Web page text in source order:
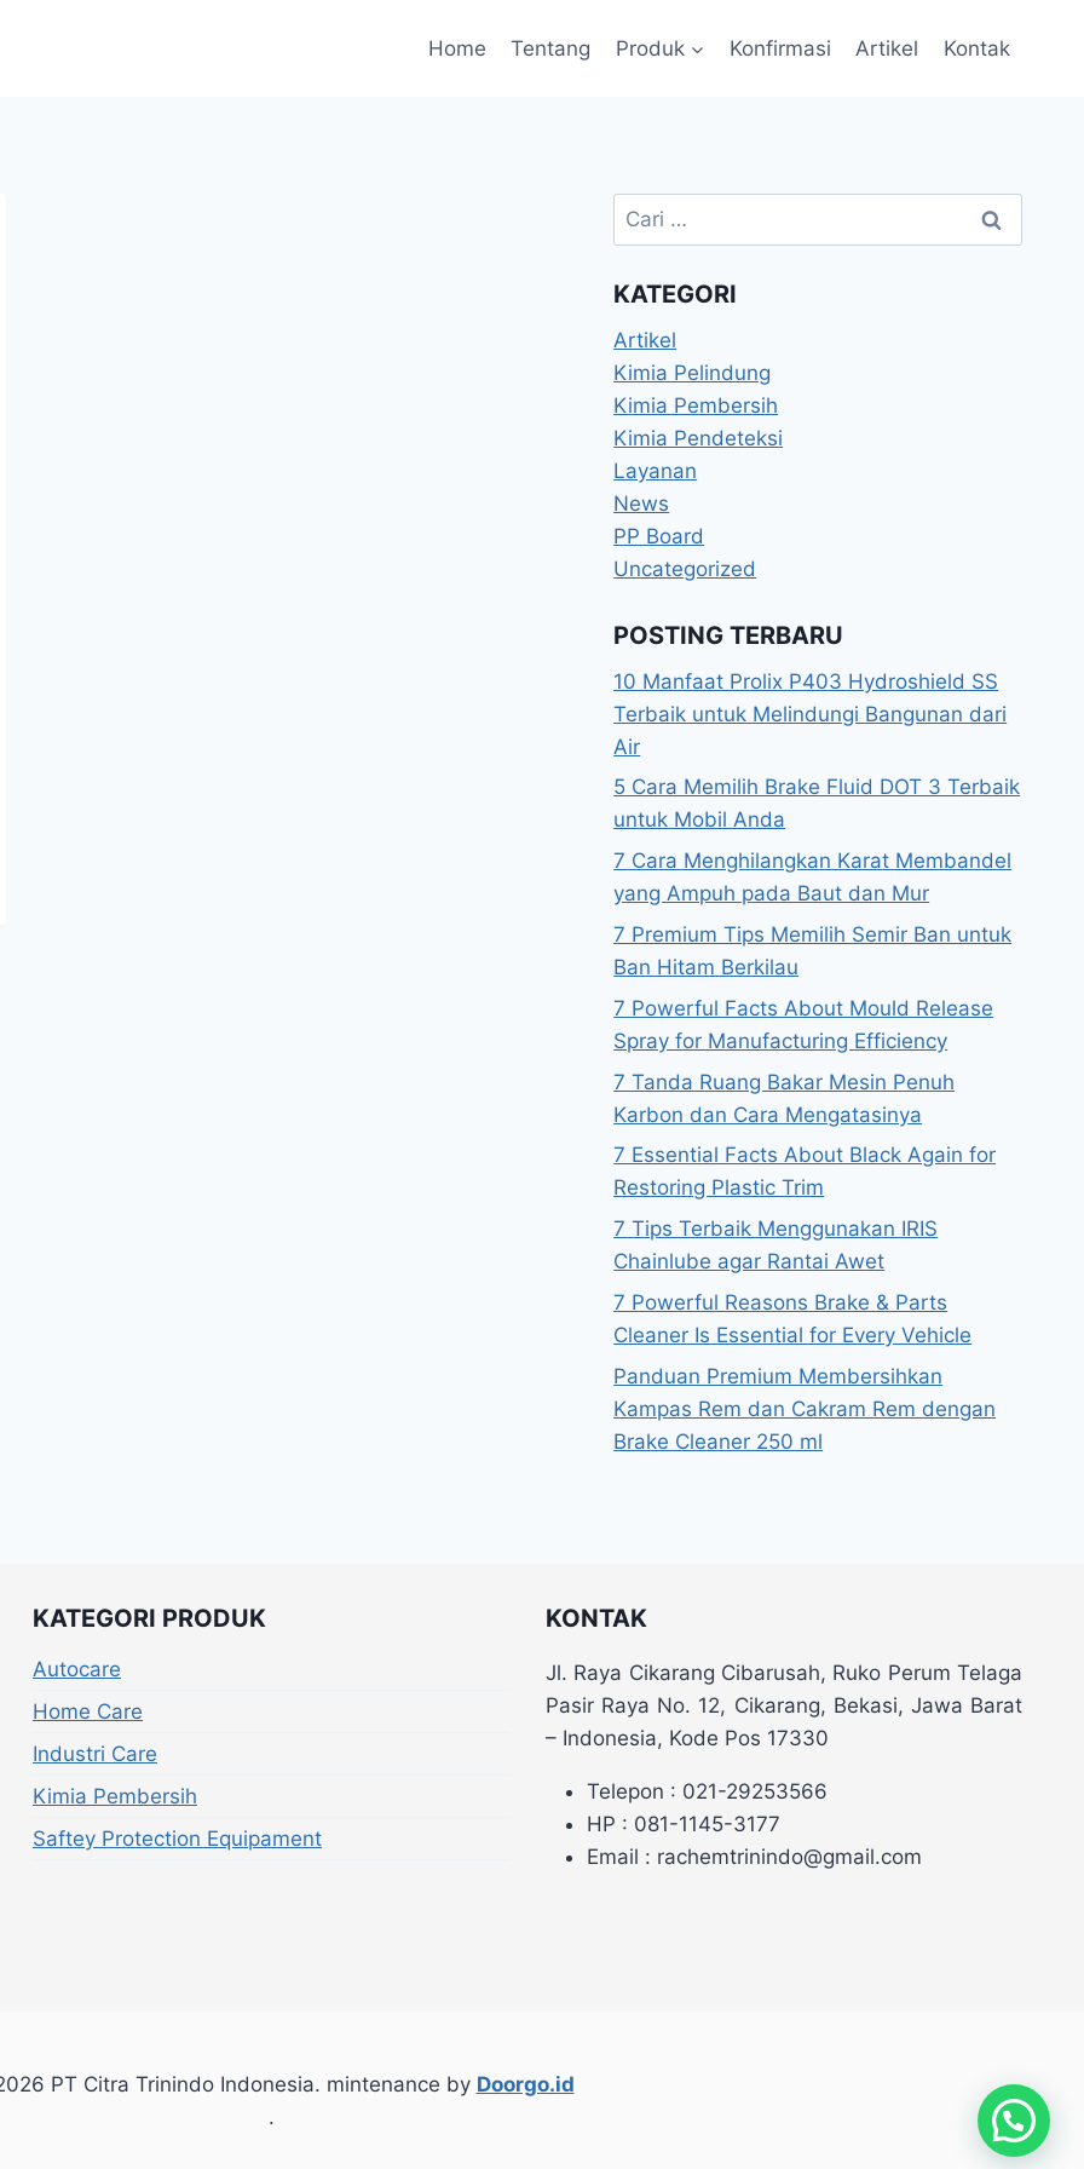
Home Tentang Produk Konfirmasi Artikel Kontak
KATEGORI
Artikel
Kimia Pelindung
Kimia Pembersih
Kimia Pendeteksi
Layanan
News
PP Board
Uncategorized
POSTING TERBARU
10 Manfaat Prolix P403 Hydroshield SS
Terbaik untuk Melindungi Bangunan dari
Air
5 Cara Memilih Brake Fluid DOT 3 Terbaik
untuk Mobil Anda
7 Cara Menghilangkan Karat Membandel
yang Ampuh pada Baut dan Mur
7 Premium Tips Memilih Semir Ban untuk
Ban Hitam Berkilau
7 Powerful Facts About Mould Release
Spray for Manufacturing Efficiency
7 Tanda Ruang Bakar Mesin Penuh
Karbon dan Cara Mengatasinya
7 Essential Facts About Black Again for
Restoring Plastic Trim
7 Tips Terbaik Menggunakan IRIS
Chainlube agar Rantai Awet
7 Powerful Reasons Brake & Parts
Cleaner Is Essential for Every Vehicle
Panduan Premium Membersihkan
Kampas Rem dan Cakram Rem dengan
Brake Cleaner 250 ml
KATEGORI PRODUK
Autocare
Home Care
Industri Care
Kimia Pembersih
Saftey Protection Equipament
KONTAK
Jl. Raya Cikarang Cibarusah, Ruko Perum Telaga
Pasir Raya No. 12, Cikarang, Bekasi, Jawa Barat
– Indonesia, Kode Pos 17330
Telepon : 021-29253566
HP : 081-1145-3177
Email : rachemtrinindo@gmail.com
PT Citra Trinindo Indonesia. mintenance by Doorgo.id
.